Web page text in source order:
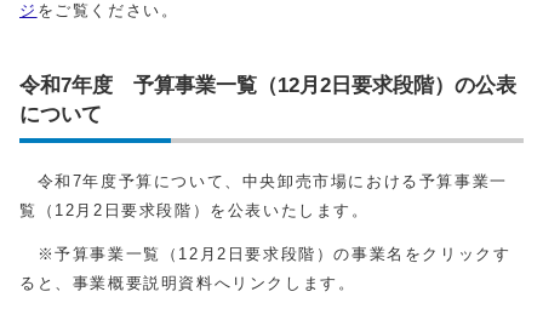
ジ をご覧ください。
令和7年度 予算事業一覧（12月2日要求段階）の公表
について
令和7年度予算について、中央卸売市場における予算事業一
覧（12月2日要求段階）を公表いたします。
※予算事業一覧（12月2日要求段階）の事業名をクリックす
ると、事業概要説明資料へリンクします。